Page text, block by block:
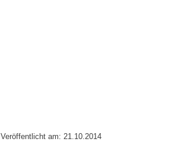
Veröffentlicht am: 21.10.2014